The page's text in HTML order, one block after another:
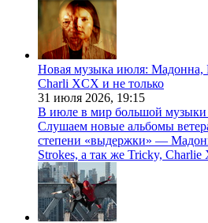
Новая музыка июля: Мадонна,
Charli XCX и не только
31 июля 2026, 19:15
В июле в мир большой музыки
Слушаем новые альбомы
степени «выдержки» —
Strokes, а так же Tricky,